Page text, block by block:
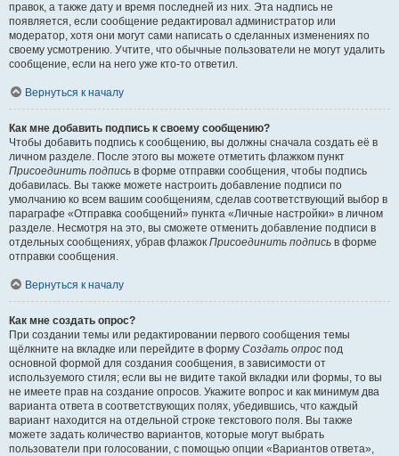
правок, а также дату и время последней из них. Эта надпись не
появляется, если сообщение редактировал администратор или
модератор, хотя они могут сами написать о сделанных изменениях по
своему усмотрению. Учтите, что обычные пользователи не могут удалить
сообщение, если на него уже кто-то ответил.
Вернуться к началу
Как мне добавить подпись к своему сообщению?
Чтобы добавить подпись к сообщению, вы должны сначала создать её в
личном разделе. После этого вы можете отметить флажком пункт
Присоединить подпись в форме отправки сообщения, чтобы подпись
добавилась. Вы также можете настроить добавление подписи по
умолчанию ко всем вашим сообщениям, сделав соответствующий выбор в
параграфе «Отправка сообщений» пункта «Личные настройки» в личном
разделе. Несмотря на это, вы сможете отменить добавление подписи в
отдельных сообщениях, убрав флажок Присоединить подпись в форме
отправки сообщения.
Вернуться к началу
Как мне создать опрос?
При создании темы или редактировании первого сообщения темы
щёлкните на вкладке или перейдите в форму Создать опрос под
основной формой для создания сообщения, в зависимости от
используемого стиля; если вы не видите такой вкладки или формы, то вы
не имеете прав на создание опросов. Укажите вопрос и как минимум два
варианта ответа в соответствующих полях, убедившись, что каждый
вариант находится на отдельной строке текстового поля. Вы также
можете задать количество вариантов, которые могут выбрать
пользователи при голосовании, с помощью опции «Вариантов ответа»,